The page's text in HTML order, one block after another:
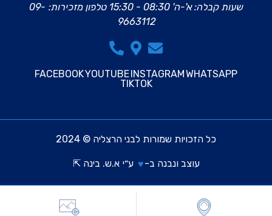
שעות קבלה: א'-ה' 08:30 - 15:30 טלפון מזכירות: 09-
9663112
WHATSAPP
INSTAGRAM
YOUTUBE
FACEBOOK
TIKTOK
כל הזכויות שמורות לבני הרצליה © 2024
עוצב ונבנה ב-♥ ע״י א.ש. בינה ⇱